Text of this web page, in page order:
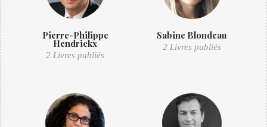
Pierre-Philippe
Hendrickx
2 Livres publiés
Sabine Blondeau
2 Livres publiés